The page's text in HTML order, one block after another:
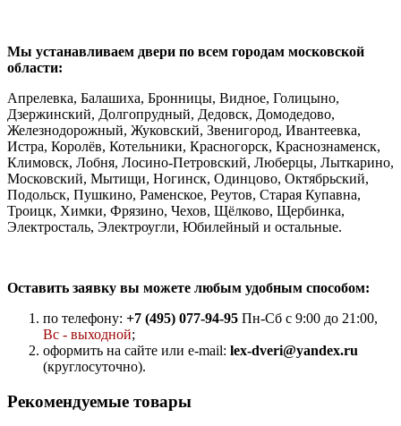
Мы устанавливаем двери по всем городам московской
области:
Апрелевка, Балашиха, Бронницы, Видное, Голицыно,
Дзержинский, Долгопрудный, Дедовск, Домодедово,
Железнодорожный, Жуковский, Звенигород, Ивантеевка,
Истра, Королёв, Котельники, Красногорск, Краснознаменск,
Климовск, Лобня, Лосино-Петровский, Люберцы, Лыткарино,
Московский, Мытищи, Ногинск, Одинцово, Октябрьский,
Подольск, Пушкино, Раменское, Реутов, Старая Купавна,
Троицк, Химки, Фрязино, Чехов, Щёлково, Щербинка,
Электросталь, Электроугли, Юбилейный и остальные.
Оставить заявку вы можете любым удобным способом:
по телефону: +7 (495) 077-94-95 Пн-Сб с 9:00 до 21:00,
Вс - выходной;
оформить на сайте или e-mail: lex-dveri@yandex.ru
(круглосуточно).
Рекомендуемые товары